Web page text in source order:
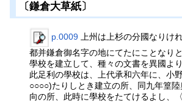
〔鎌倉大草紙〕
p.0009 上州は上杉の分國なりけ
都并鎌倉御名字の地にてたにことなり
學校を建立して、種々の文書を異國よ
此足利の學校は、上代承和六年に、小
○○○○)たりしとき建立の所、同九年篁
向の所、此時に學校をたてけるよし、